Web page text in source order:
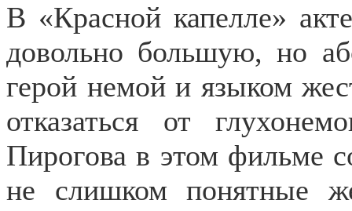
В «Красной капелле»
довольно большую, но
герой немой и языком
отказаться от
Пирогова в этом фильме
не слишком понятные